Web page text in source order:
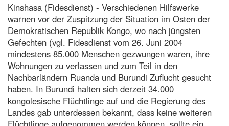
Kinshasa (Fidesdienst) - Verschiedenen Hilfswerke
warnen vor der Zuspitzung der Situation im Osten der
Demokratischen Republik Kongo, wo nach jüngsten
Gefechten (vgl. Fidesdienst vom 26. Juni 2004
mindestens 85.000 Menschen gezwungen waren, ihre
Wohnungen zu verlassen und zum Teil in den
Nachbarländern Ruanda und Burundi Zuflucht gesucht
haben. In Burundi halten sich derzeit 34.000
kongolesische Flüchtlinge auf und die Regierung des
Landes gab unterdessen bekannt, dass keine weiteren